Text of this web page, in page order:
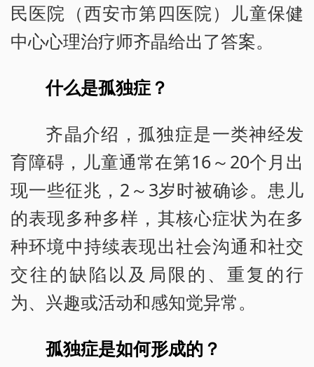
民医院（西安市第四医院）儿童保健
中心心理治疗师齐晶给出了答案。
什么是孤独症？
齐晶介绍，孤独症是一类神经发
育障碍，儿童通常在第16～20个月出
现一些征兆，2～3岁时被确诊。患儿
的表现多种多样，其核心症状为在多
种环境中持续表现出社会沟通和社交
交往的缺陷以及局限的、重复的行
为、兴趣或活动和感知觉异常。
孤独症是如何形成的？